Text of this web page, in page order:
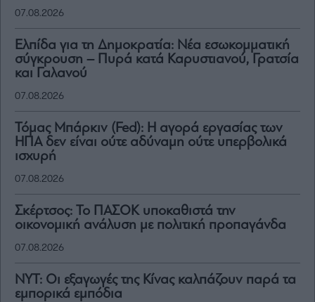
07.08.2026
Ελπίδα για τη Δημοκρατία: Νέα εσωκομματική
σύγκρουση – Πυρά κατά Καρυστιανού, Γρατσία
και Γαλανού
07.08.2026
Τόμας Μπάρκιν (Fed): Η αγορά εργασίας των
ΗΠΑ δεν είναι ούτε αδύναμη ούτε υπερβολικά
ισχυρή
07.08.2026
Σκέρτσος: Το ΠΑΣΟΚ υποκαθιστά την
οικονομική ανάλυση με πολιτική προπαγάνδα
07.08.2026
NYT: Οι εξαγωγές της Κίνας καλπάζουν παρά τα
εμπορικά εμπόδια